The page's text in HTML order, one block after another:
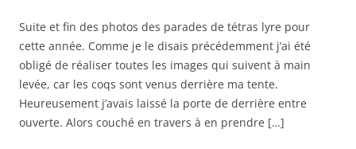
Suite et fin des photos des parades de tétras lyre pour
cette année. Comme je le disais précédemment j’ai été
obligé de réaliser toutes les images qui suivent à main
levée, car les coqs sont venus derrière ma tente.
Heureusement j’avais laissé la porte de derrière entre
ouverte. Alors couché en travers à en prendre […]